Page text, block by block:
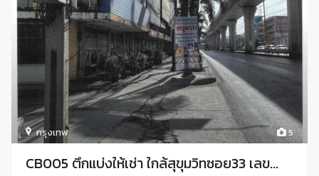
5
กรุงเทพ
CB005 ตึกแบ่งให้เช่า ใกล้สุขุมวิทซอย33 เลข...